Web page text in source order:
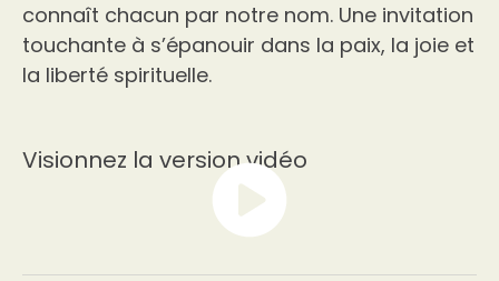
connaît chacun par notre nom. Une invitation
touchante à s’épanouir dans la paix, la joie et
la liberté spirituelle.
Visionnez la version vidéo